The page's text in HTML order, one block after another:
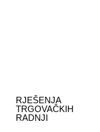
RJEŠENJA
TRGOVAČKIH
RADNJI